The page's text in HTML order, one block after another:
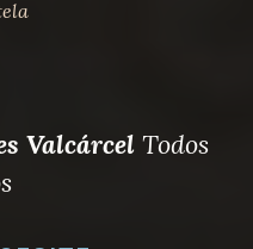
Valcárcel Todos